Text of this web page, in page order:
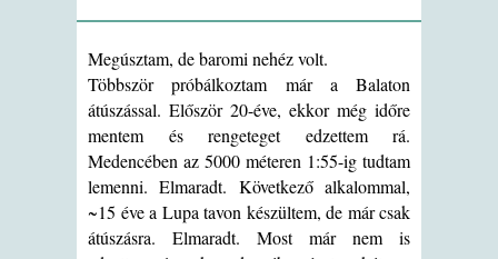
Megúsztam, de baromi nehéz volt.
Többször próbálkoztam már a Balaton
átúszással. Először 20-éve, ekkor még időre
mentem és rengeteget edzettem rá.
Medencében az 5000 méteren 1:55-ig tudtam
lemenni. Elmaradt. Következő alkalommal,
~15 éve a Lupa tavon készültem, de már csak
átúszásra. Elmaradt. Most már nem is